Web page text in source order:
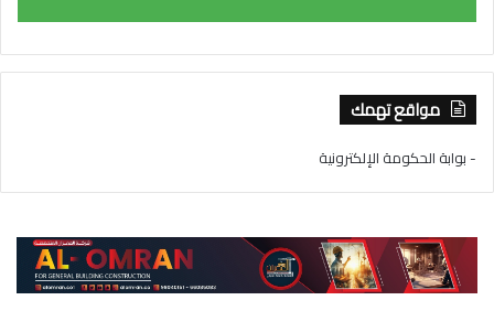
مواقع تهمك
- بوابة الحكومة الإلكترونية